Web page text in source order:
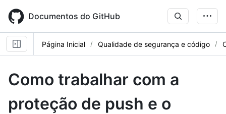
main
content
Documentos do GitHub
Página Inicial Qualidade de segurança e código
Como trabalhar com a
proteção de push e o